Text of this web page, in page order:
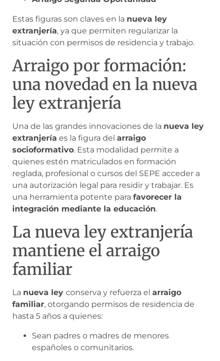
Estas figuras son claves en la nueva ley
extranjería, ya que permiten regularizar la
situación con permisos de residencia y trabajo.
Arraigo por formación:
una novedad en la nueva
ley extranjería
Una de las grandes innovaciones de la nueva ley
extranjería es la figura del arraigo
socioformativo. Esta modalidad permite a
quienes estén matriculados en formación
reglada, profesional o cursos del SEPE acceder a
una autorización legal para residir y trabajar. Es
una herramienta potente para favorecer la
integración mediante la educación.
La nueva ley extranjería
mantiene el arraigo
familiar
La nueva ley conserva y refuerza el arraigo
familiar, otorgando permisos de residencia de
hasta 5 años a quienes:
Sean padres o madres de menores
españoles o comunitarios.